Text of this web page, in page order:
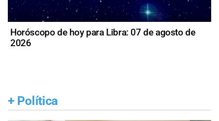
Horóscopo de hoy para Libra: 07 de agosto de
2026
+ Política